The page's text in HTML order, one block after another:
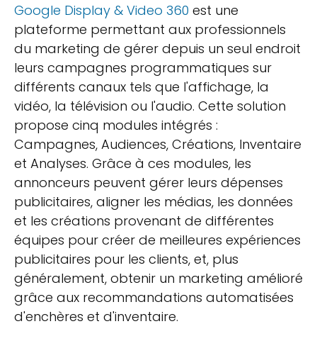
Google Display & Video 360 est une
plateforme permettant aux professionnels
du marketing de gérer depuis un seul endroit
leurs campagnes programmatiques sur
différents canaux tels que l'affichage, la
vidéo, la télévision ou l'audio. Cette solution
propose cinq modules intégrés :
Campagnes, Audiences, Créations, Inventaire
et Analyses. Grâce à ces modules, les
annonceurs peuvent gérer leurs dépenses
publicitaires, aligner les médias, les données
et les créations provenant de différentes
équipes pour créer de meilleures expériences
publicitaires pour les clients, et, plus
généralement, obtenir un marketing amélioré
grâce aux recommandations automatisées
d'enchères et d'inventaire.